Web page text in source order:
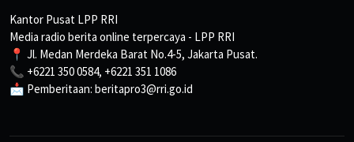
Kantor Pusat LPP RRI
Media radio berita online terpercaya - LPP RRI
📍 Jl. Medan Merdeka Barat No.4-5, Jakarta Pusat.
📞 +6221 350 0584, +6221 351 1086
📩 Pemberitaan: beritapro3@rri.go.id